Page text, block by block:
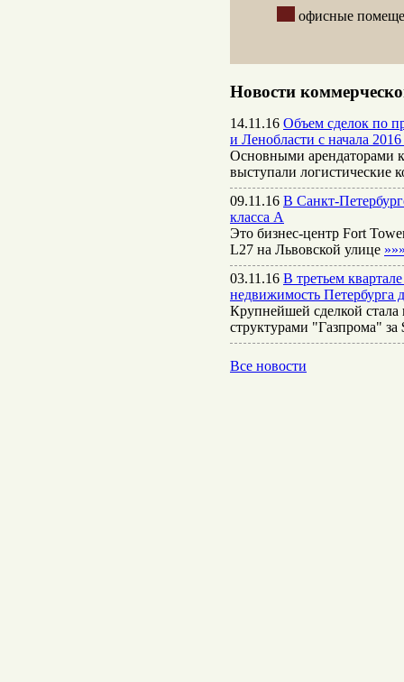
офисные
Новости
14.11.16 Объем сделок по
и Ленобласти с начала
Основными арендаторами
выступали логистические
09.11.16 В Санкт-
класса А
Это бизнес-центр Fort
L27 на Львовской улице
03.11.16 В третьем
недвижимость Петербурга
Крупнейшей сделкой стала
структурами "Газпрома"
Все новости